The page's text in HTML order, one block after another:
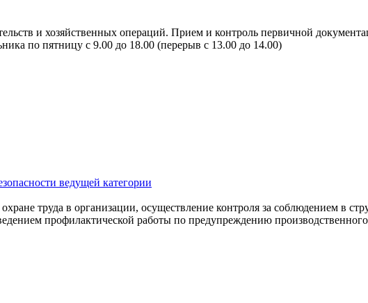
и хозяйственных операций. Прием и контроль первичной
по пятницу с 9.00 до 18.00 (перерыв с 13.00 до 14.00)
ведущей категории
труда в организации, осуществление контроля за соблюдением в
профилактической работы по предупреждению